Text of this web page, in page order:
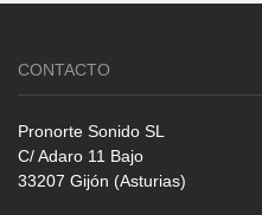
CONTACTO
Pronorte Sonido SL
C/ Adaro 11 Bajo
33207 Gijón (Asturias)